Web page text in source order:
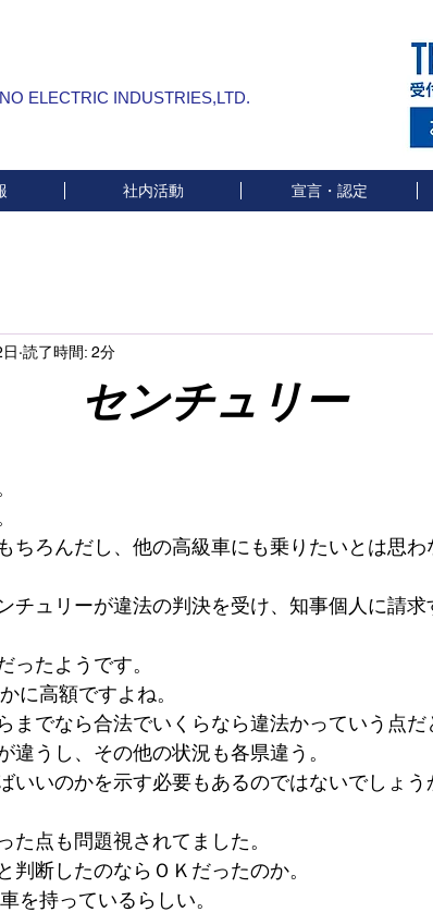
ELECTRIC INDUSTRIES,LTD.
社内活動 宣言・認定
ュリー
読了時間: 2分
ちろんだし、他の高級車にも乗りたいとは思わ
チュリーが違法の判決を受け、知事個人に請
ったようです。
に高額ですよね。
までなら合法でいくらなら違法かっていう点だ
違うし、その他の状況も各県違う。
いいのかを示す必要もあるのではないでしょう
た点も問題視されてました。
判断したのならＯＫだったのか。
を持っているらしい。